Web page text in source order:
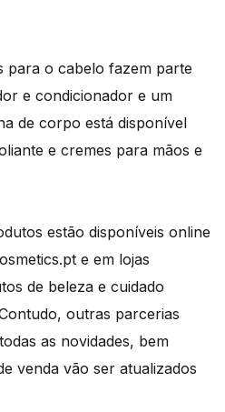
o cabelo fazem parte
e condicionador e um
de corpo está disponível
e cremes para mãos e
estão disponíveis online
e em lojas
de beleza e cuidado
outras parcerias
as novidades, bem
venda vão ser atualizados